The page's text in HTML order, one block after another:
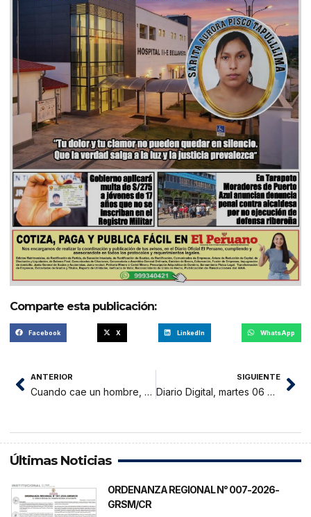
Comparte esta publicación:
Facebook X LinkedIn WhatsApp
ANTERIOR
Cuando cae un hombre, no siempre cae el sistema
SIGUIENTE
Diario Digital, martes 06 de enero 2026
Últimas Noticias
ORDENANZA REGIONAL N° 007-2026-
GRSM/CR